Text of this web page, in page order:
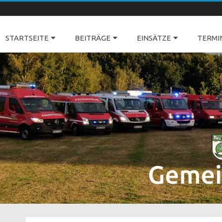
STARTSEITE BEITRÄGE EINSÄTZE